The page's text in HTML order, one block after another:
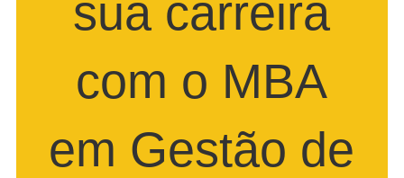
sua carreira
com o MBA
em Gestão de